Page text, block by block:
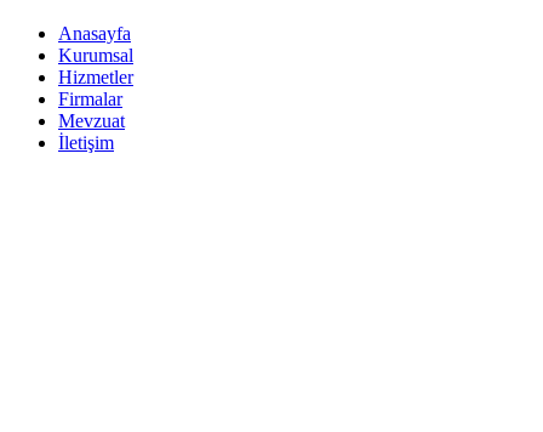
Anasayfa
Kurumsal
Hizmetler
Firmalar
Mevzuat
İletişim